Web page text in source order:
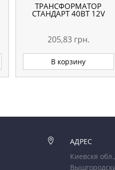
ТРАНСФОРМАТОР
СТАНДАРТ 40ВТ 12V
205,83 грн.
В корзину

АДРЕС
Киевскя обл.,